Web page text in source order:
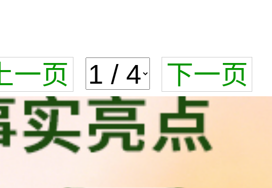
上一页 下一页